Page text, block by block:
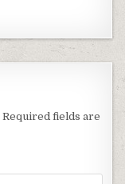
Required fields are